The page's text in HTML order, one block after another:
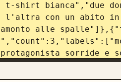
t-shirt bianca","due
l'altra con un abito
alle
sorride
visibili in
e